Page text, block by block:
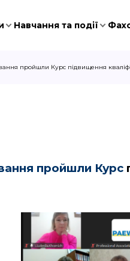
Навчання та події
пройшли Курс підвищення
пройшли Курс